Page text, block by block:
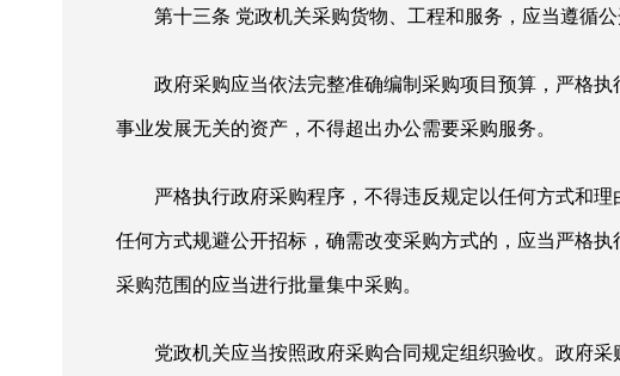
第十三条 党政机关采购货物、工程和服务，应当遵循
政府采购应当依法完整准确编制采购项目预算，严格
事业发展无关的资产，不得超出办公需要采购服务。
严格执行政府采购程序，不得违反规定以任何方式和
任何方式规避公开招标，确需改变采购方式的，应当严格
采购范围的应当进行批量集中采购。
党政机关应当按照政府采购合同规定组织验收。政府